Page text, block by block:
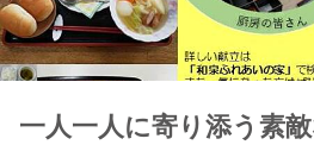
一人一人に寄り添う素